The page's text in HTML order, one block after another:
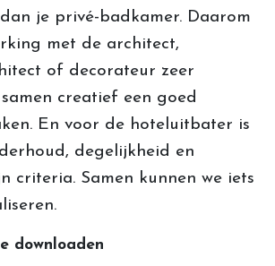
je privé-badkamer. Daarom
met de architect,
of decorateur zeer
creatief een goed
En voor de hoteluitbater is
degelijkheid en
criteria. Samen kunnen we iets
downloaden